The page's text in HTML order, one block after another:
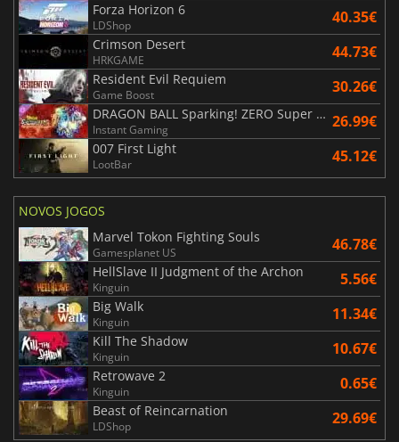
Forza Horizon 6
LDShop 40.35€
Crimson Desert
HRKGAME 44.73€
Resident Evil Requiem
Game Boost 30.26€
DRAGON BALL Sparking! ZERO Super Limit Breaking NEO
Instant Gaming 26.99€
007 First Light
LootBar 45.12€
NOVOS JOGOS
Marvel Tokon Fighting Souls
Gamesplanet US 46.78€
HellSlave II Judgment of the Archon
Kinguin 5.56€
Big Walk
Kinguin 11.34€
Kill The Shadow
Kinguin 10.67€
Retrowave 2
Kinguin 0.65€
Beast of Reincarnation
LDShop 29.69€